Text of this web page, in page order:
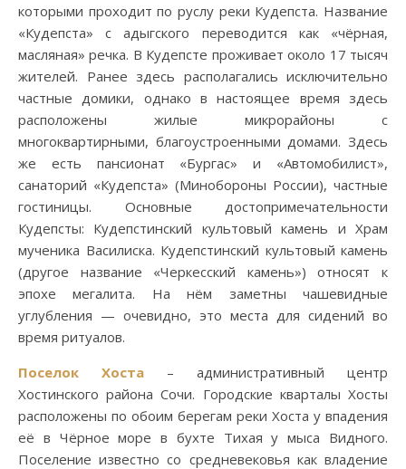
которыми проходит по руслу реки Кудепста. Название
«Кудепста» с адыгского переводится как «чёрная,
масляная» речка. В Кудепсте проживает около 17 тысяч
жителей. Ранее здесь располагались исключительно
частные домики, однако в настоящее время здесь
расположены жилые микрорайоны с
многоквартирными, благоустроенными домами. Здесь
же есть пансионат «Бургас» и «Автомобилист»,
санаторий «Кудепста» (Минобороны России), частные
гостиницы. Основные достопримечательности
Кудепсты: Кудепстинский культовый камень и Храм
мученика Василиска. Кудепстинский культовый камень
(другое название «Черкесский камень») относят к
эпохе мегалита. На нём заметны чашевидные
углубления — очевидно, это места для сидений во
время ритуалов.
Поселок Хоста – административный центр
Хостинского района Сочи. Городские кварталы Хосты
расположены по обоим берегам реки Хоста у впадения
её в Чёрное море в бухте Тихая у мыса Видного.
Поселение известно со средневековья как владение